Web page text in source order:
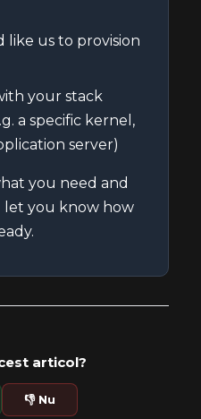
like us to provision
your stack
a specific kernel,
server)
you need and
let you know how
articol?
👎 Nu